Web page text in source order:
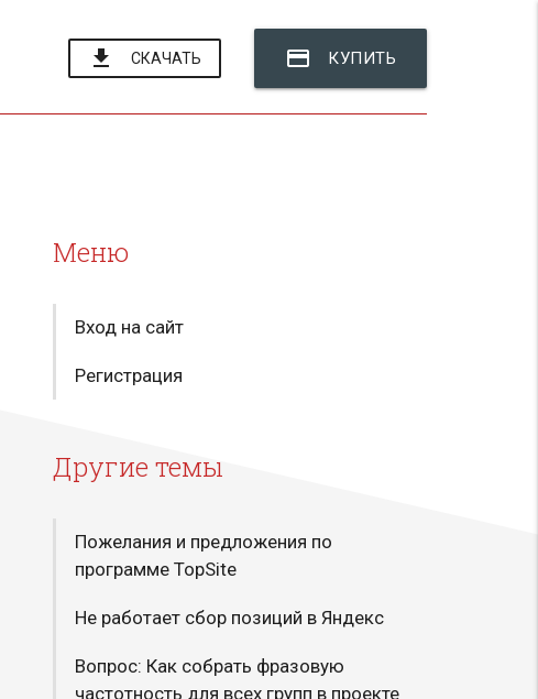
file_download СКАЧАТЬ credit_card КУПИТЬ
Меню
Вход на сайт
Регистрация
Другие темы
Пожелания и предложения по
программе TopSite
Не работает сбор позиций в Яндекс
Вопрос: Как собрать фразовую
частотность для всех групп в проекте